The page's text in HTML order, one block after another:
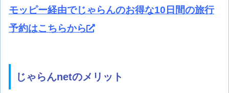
モッピー経由でじゃらんのお得な10日間の旅行
予約はこちらから
じゃらんnetのメリット